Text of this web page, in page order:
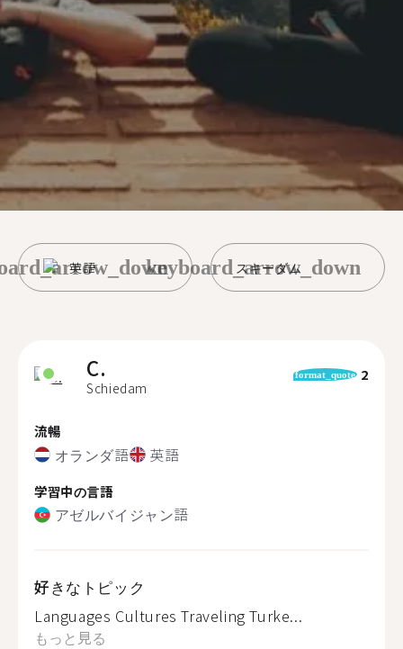
英語 スキーダム
keyboard_arrow_down
C.
Schiedam
format_quote 2
流暢
オランダ語 英語
学習中の言語
アゼルバイジャン語
好きなトピック
Languages Cultures Traveling Turke...
もっと見る